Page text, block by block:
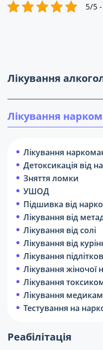
Лікування
Лікування
Лікування
Детоксикація від
Зняття ломки
УШОД
Підшивка від
Лікування від
Лікування від солі
Лікування від
Лікування
Лікування жіночої
Лікування
Лікування
Тестування на
Реабілітація
5/5